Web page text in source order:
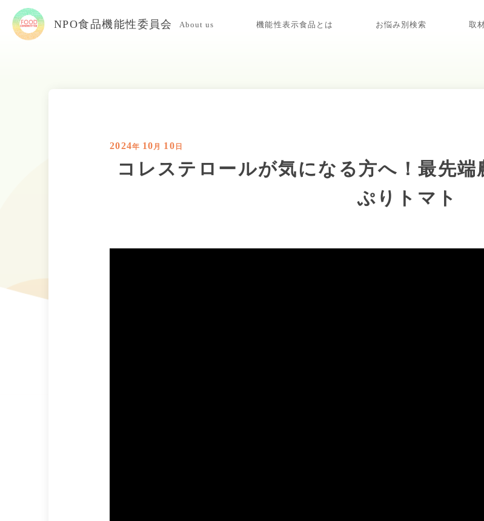
NPO食品機能性委員会 About us 機能性表示食品とは お悩み別検索 取
2024年 10月 10 日
コレステロールが気になる方へ！最先
ぷりトマト